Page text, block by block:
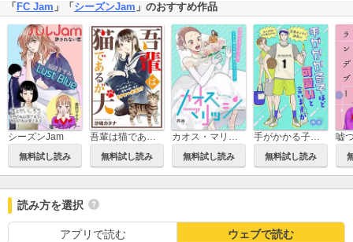
「 FC Jam 」「 シーズンJam 」のおすすめ作品
シーズンJam
無料試し読み
吾輩は猫であるが犬【単話】
無料試し読み
カオス・マリッジ
無料試し読み
手がかかる子ほど可愛いと言いますが
無料試し読み
読み方を選択
アプリで読む ウェブで読む